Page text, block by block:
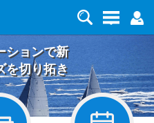
ションで新
を切り拓き